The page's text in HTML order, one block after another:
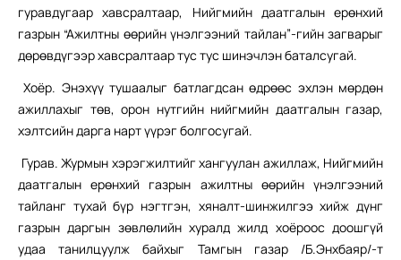
гуравдугаар хавсралтаар, Нийгмийн даатгалын ерөнхий
газрын “Ажилтны өөрийн үнэлгээний тайлан”-гийн загварыг
дөрөвдүгээр хавсралтаар тус тус шинэчлэн баталсугай.
Хоёр. Энэхүү тушаалыг батлагдсан өдрөөс эхлэн мөрдөн
ажиллахыг төв, орон нутгийн нийгмийн даатгалын газар,
хэлтсийн дарга нарт үүрэг болгосугай.
Гурав. Журмын хэрэгжилтийг хангуулан ажиллаж, Нийгмийн
даатгалын ерөнхий газрын ажилтны өөрийн үнэлгээний
тайланг тухай бүр нэгтгэн, хяналт-шинжилгээ хийж дүнг
газрын даргын зөвлөлийн хуралд жилд хоёроос доошгүй
удаа танилцуулж байхыг Тамгын газар /Б.Энхбаяр/-т